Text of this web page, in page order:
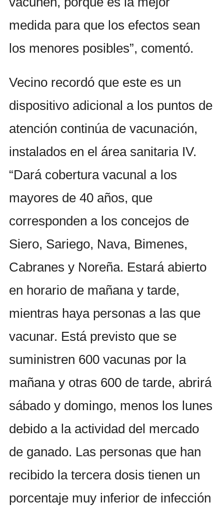
medida para que los efectos sean
los menores posibles”, comentó.
Vecino recordó que este es un
dispositivo adicional a los puntos de
atención continúa de vacunación,
instalados en el área sanitaria IV.
“Dará cobertura vacunal a los
mayores de 40 años, que
corresponden a los concejos de
Siero, Sariego, Nava, Bimenes,
Cabranes y Noreña. Estará abierto
en horario de mañana y tarde,
mientras haya personas a las que
vacunar. Está previsto que se
suministren 600 vacunas por la
mañana y otras 600 de tarde, abrirá
sábado y domingo, menos los lunes
debido a la actividad del mercado
de ganado. Las personas que han
recibido la tercera dosis tienen un
porcentaje muy inferior de infección